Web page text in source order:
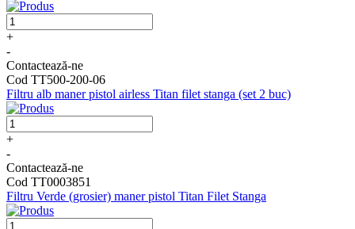
+
-
Contactează-ne
Cod TT500-200-06
Filtru alb maner pistol airless Titan filet stanga (set 2 buc)
+
-
Contactează-ne
Cod TT0003851
Filtru Verde (grosier) maner pistol Titan Filet Stanga